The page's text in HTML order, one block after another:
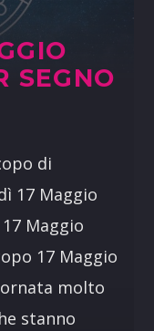
SEGNO
di
17 Maggio
Maggio
17 Maggio
molto
stanno